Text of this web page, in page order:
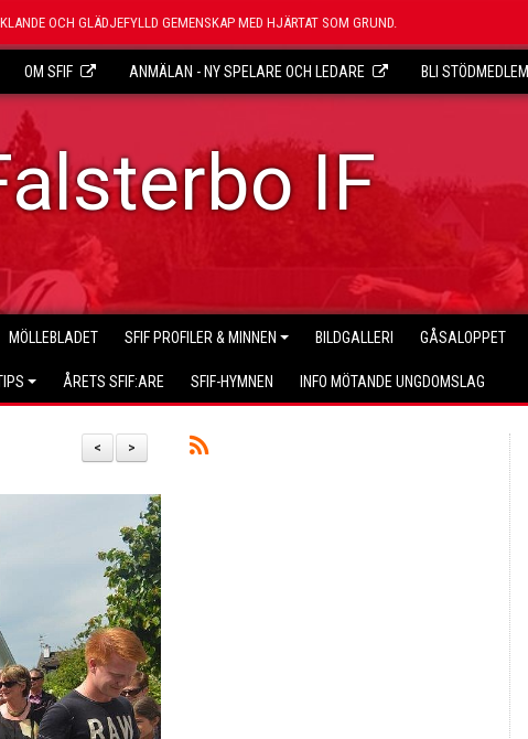
OCH GLÄDJEFYLLD GEMENSKAP MED HJÄRTAT SOM GRUND.
OM SFIF ANMÄLAN - NY SPELARE OCH LEDARE BLI STÖDMEDLEM
IF
MÖLLEBLADET SFIF PROFILER & MINNEN BILDGALLERI GÅSALOPPET
ÅRETS SFIF:ARE SFIF-HYMNEN INFO MÖTANDE UNGDOMSLAG
>
<